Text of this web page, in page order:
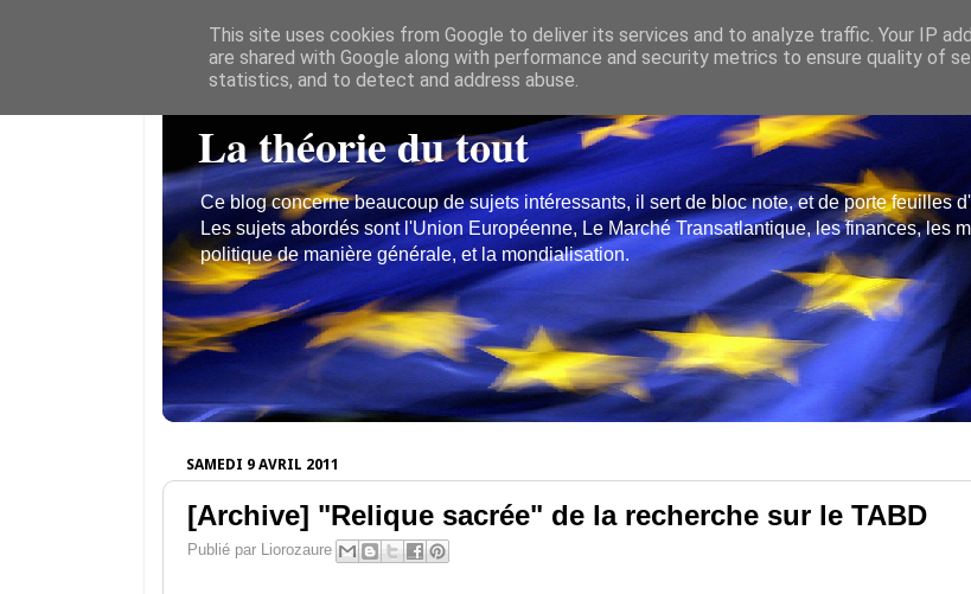
La théorie du tout
Ce blog concerne beaucoup de sujets intéressants, il sert de bloc note, et de porte feuilles
Les sujets abordés sont l'Union Européenne, Le Marché Transatlantique, les finances, les
politique de manière générale, et la mondialisation.
SAMEDI 9 AVRIL 2011
[Archive] "Relique sacrée" de la recherche sur le TABD
Publié par Liorozaure
This site uses cookies from Google to deliver its services and to analyze traffic. Your IP
are shared with Google along with performance and security metrics to ensure quality of
statistics, and to detect and address abuse.